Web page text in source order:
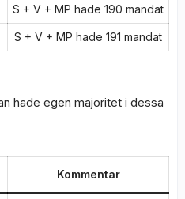
S + V + MP hade 190 mandat
S + V + MP hade 191 mandat
hade egen majoritet i dessa
Kommentar